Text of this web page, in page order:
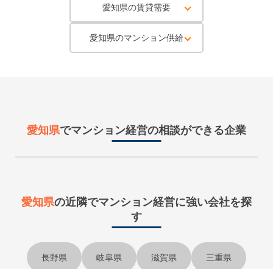
愛知県の賃貸需要
愛知県のマンション供給
愛知県でマンション経営の相談ができる企業
愛知県の近隣でマンション経営に強い会社を探
す
長野県 岐阜県 滋賀県 三重県